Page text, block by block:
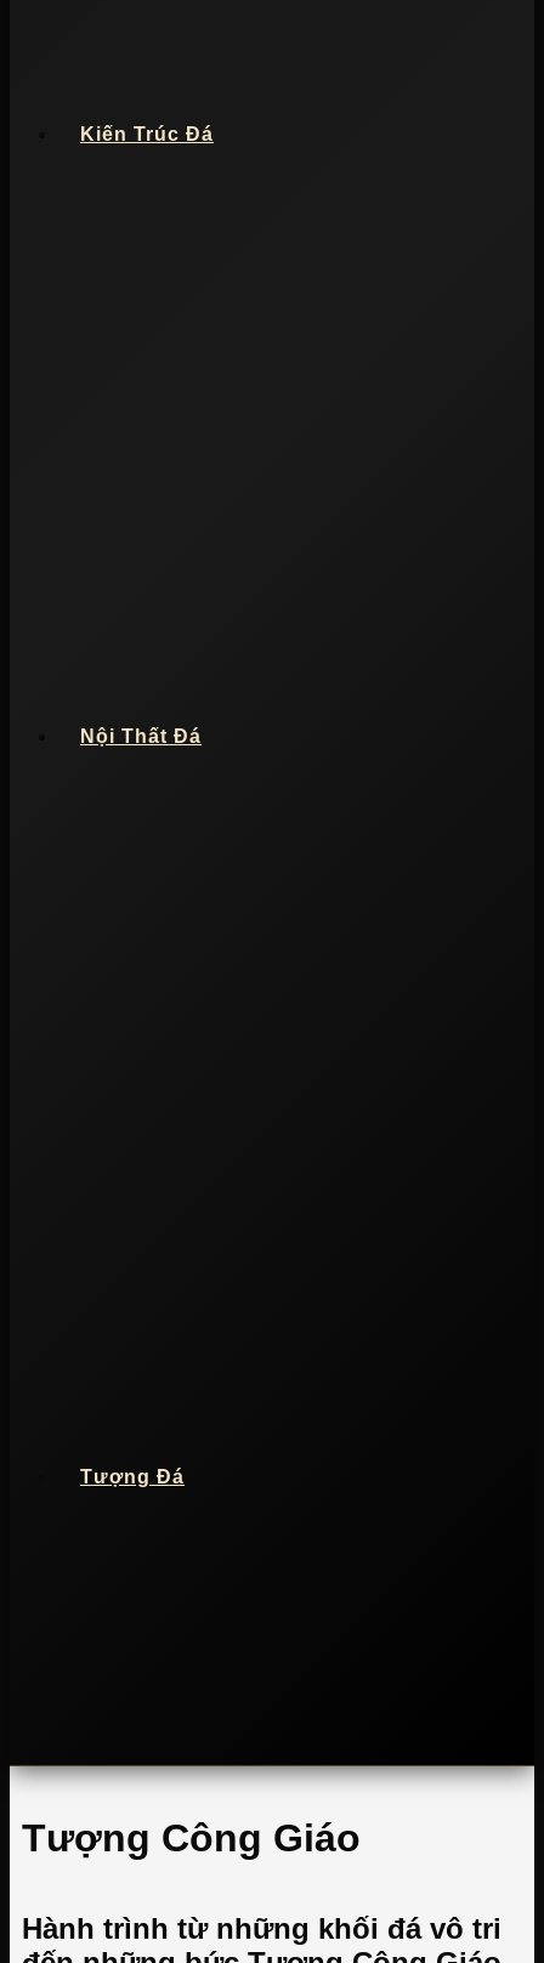
Kiến Trúc Đá
Nội Thất Đá
Tượng Đá
Tượng Công Giáo
Hành trình từ những khối đá vô tri